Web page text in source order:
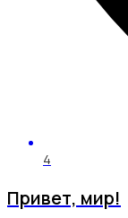
4
Привет, мир!